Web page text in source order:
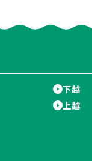
継続！
下越
上越